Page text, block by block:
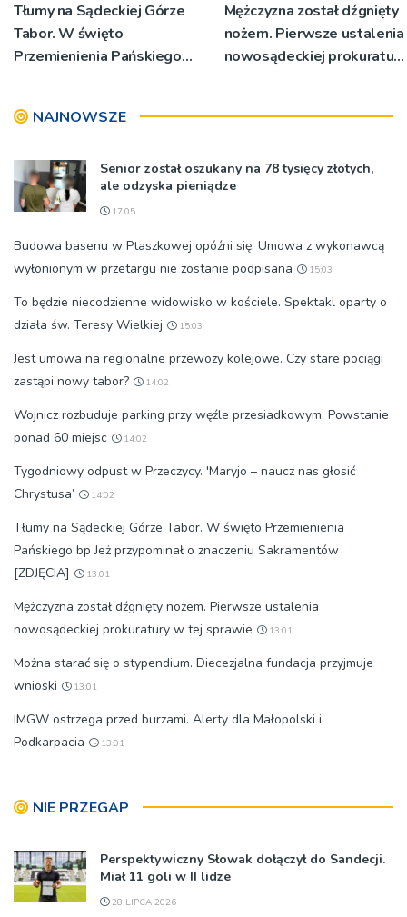
Tłumy na Sądeckiej Górze
Tabor. W święto
Przemienienia Pańskiego
[ZDJĘCIA]
Mężczyzna został dźgnięty
nożem. Pierwsze ustalenia
nowosądeckiej prokuratury
NAJNOWSZE
Senior został oszukany na 78 tysięcy złotych,
ale odzyska pieniądze
17:05
Budowa basenu w Ptaszkowej opóźni się. Umowa z wykonawcą
wyłonionym w przetargu nie zostanie podpisana
15:03
To będzie niecodzienne widowisko w kościele. Spektakl oparty o
działa św. Teresy Wielkiej
15:03
Jest umowa na regionalne przewozy kolejowe. Czy stare pociągi
zastąpi nowy tabor?
14:02
Wojnicz rozbuduje parking przy węźle przesiadkowym. Powstanie
ponad 60 miejsc
14:02
Tygodniowy odpust w Przeczycy. 'Maryjo – naucz nas głosić
Chrystusa’
14:02
Tłumy na Sądeckiej Górze Tabor. W święto Przemienienia
Pańskiego bp Jeż przypominał o znaczeniu Sakramentów
[ZDJĘCIA]
13:01
Mężczyzna został dźgnięty nożem. Pierwsze ustalenia
nowosądeckiej prokuratury w tej sprawie
13:01
Można starać się o stypendium. Diecezjalna fundacja przyjmuje
wnioski
13:01
IMGW ostrzega przed burzami. Alerty dla Małopolski i
Podkarpacia
13:01
NIE PRZEGAP
Perspektywiczny Słowak dołączył do Sandecji.
Miał 11 goli w II lidze
28 LIPCA 2026